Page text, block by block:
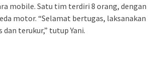
mobile. Satu tim terdiri 8 orang, dengan
motor. “Selamat bertugas, laksanakan
terukur,” tutup Yani.